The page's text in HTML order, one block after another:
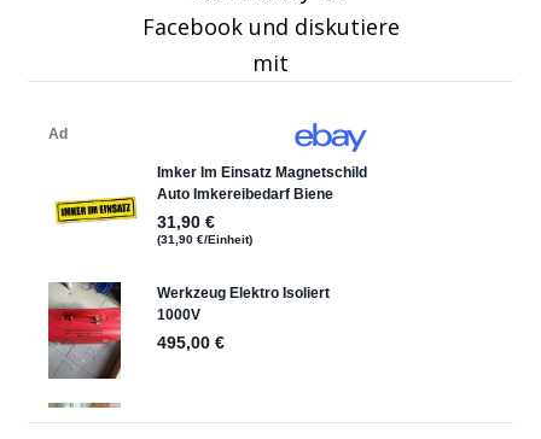
Facebook und diskutiere
mit